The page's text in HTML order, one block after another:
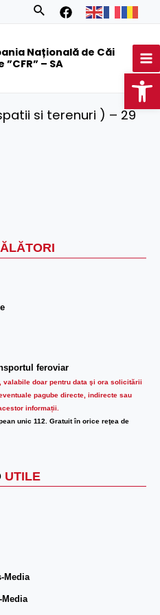
Search
Națională de Căi
”CFR” – SA
feroviar
doar pentru data şi ora solicitării
pagube directe, indirecte sau
informații.
unic 112. Gratuit în orice reţea de
UTILE
Media
si terenuri ) – 29